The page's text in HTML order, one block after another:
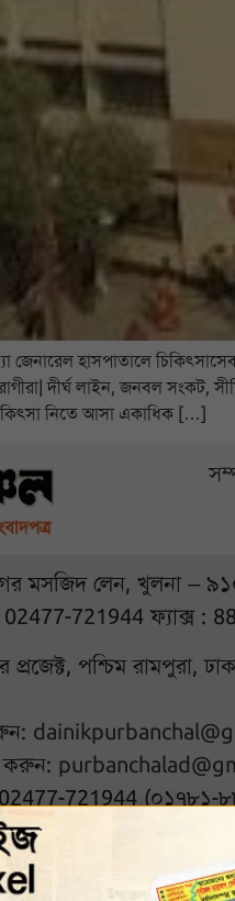
হাসপাতালে
দীর্ঘ লাইন, জনবল সংকট,
নিতে আসা একাধিক […]
মসজিদ লেন, খুলনা –
721944 ফ্যাক্স :
পশ্চিম রামপুরা,
করুন:
721944 (০১৭৮১-
© ২০২৬ দৈনিক পূর্বাঞ্চল. All rights